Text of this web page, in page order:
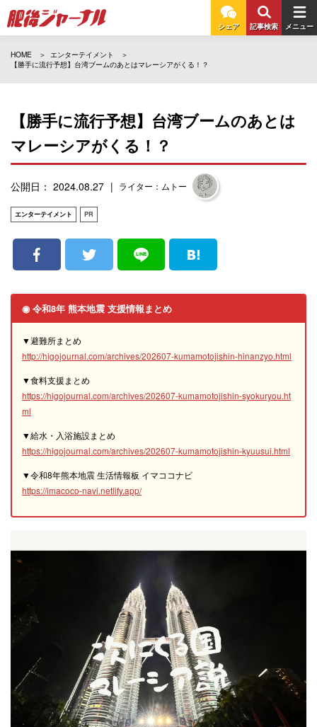
シェア 記事検索 メニュー
HOME
エンターテイメント
【勝手に流行予想】台湾ブームのあとはマレーシアがくる！？
【勝手に流行予想】台湾ブームのあとは
マレーシアがくる！？
公開日： 2024.08.27 ライター：ムトー
エンターテイメント PR
◉ 令和8年 熊本地震 支援情報まとめ
▼避難所まとめ
http://higojournal.com/archives/202607-kumamotojishin-hinanzyo.html
▼食料支援まとめ
https://higojournal.com/archives/202607-kumamotojishin-syokuryou.ht
ml
▼給水・入浴施設まとめ
https://higojournal.com/archives/202607-kumamotojishin-kyuusui.html
▼令和8年熊本地震 生活情報板 イマココナビ
https://imacoco-navi.netlify.app/